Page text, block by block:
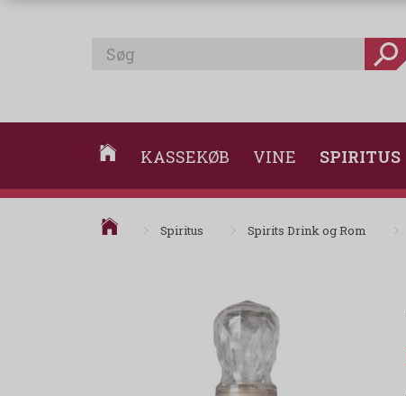
KASSEKØB VINE SPIRITUS
Spiritus Spirits Drink og Rom